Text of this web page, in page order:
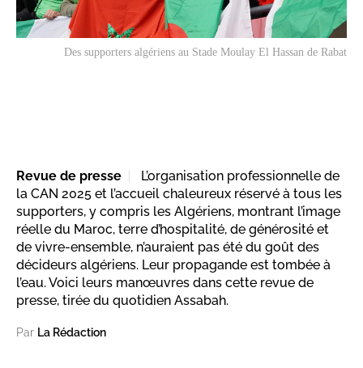
Des supporters algériens au Stade Moulay El Hassan de Rabat
Revue de presse
L’organisation professionnelle de
la CAN 2025 et l’accueil chaleureux réservé à tous les
supporters, y compris les Algériens, montrant l’image
réelle du Maroc, terre d’hospitalité, de générosité et
de vivre-ensemble, n’auraient pas été du goût des
décideurs algériens. Leur propagande est tombée à
l’eau. Voici leurs manœuvres dans cette revue de
presse, tirée du quotidien Assabah.
Par La Rédaction